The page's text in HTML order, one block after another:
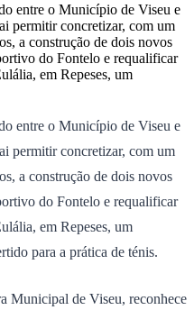
entre o Município de Viseu e
permitir concretizar, com um
a construção de dois novos
do Fontelo e requalificar
em Repeses, um
entre o Município de Viseu e
permitir concretizar, com um
a construção de dois novos
do Fontelo e requalificar
em Repeses, um
para a prática de ténis.
Municipal de Viseu, reconhece